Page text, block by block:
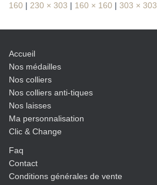
160 | 230 × 303 | 160 × 160 | 303 × 303
Accueil
Nos médailles
Nos colliers
Nos colliers anti-tiques
Nos laisses
Ma personnalisation
Clic & Change
Faq
Contact
Conditions générales de vente